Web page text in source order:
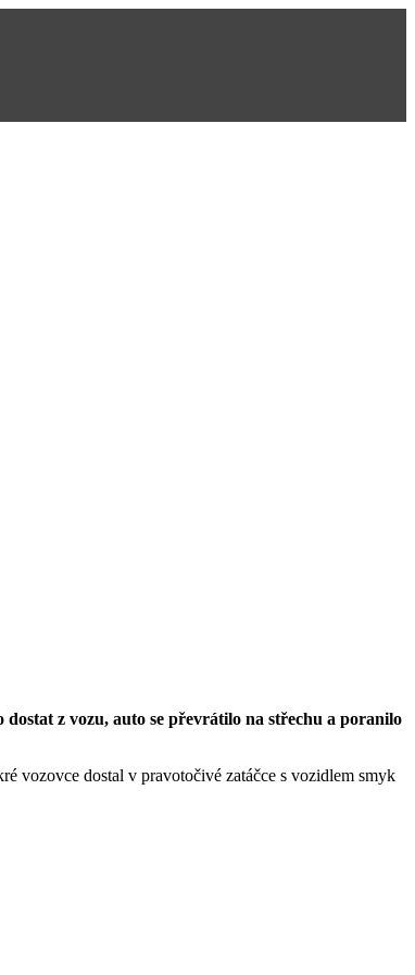
z vozu, auto se převrátilo na střechu a poranilo
vozovce dostal v pravotočivé zatáčce s vozidlem smyk